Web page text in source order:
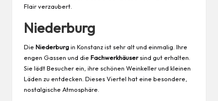
Flair verzaubert.
Niederburg
Die Niederburgin Konstanz ist sehr alt und einmalig. Ihre
engen Gassen und die Fachwerkhäusersind gut erhalten.
Sie lädt Besucher ein, ihre schönen Weinkeller und kleinen
Läden zu entdecken. Dieses Viertel hat eine besondere,
nostalgische Atmosphäre.